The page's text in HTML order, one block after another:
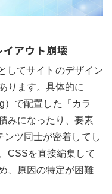
イアウト崩壊
してサイトのデザイン
ります。具体的に
）で配置した「カラ
みになったり、要素
ンツ同士が密着してし
CSSを直接編集して
、原因の特定が困難